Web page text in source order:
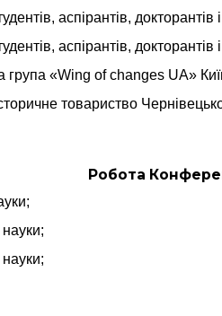
аспірантів,
аспірантів,
група «Wing of changes UA»
товариство
Робота